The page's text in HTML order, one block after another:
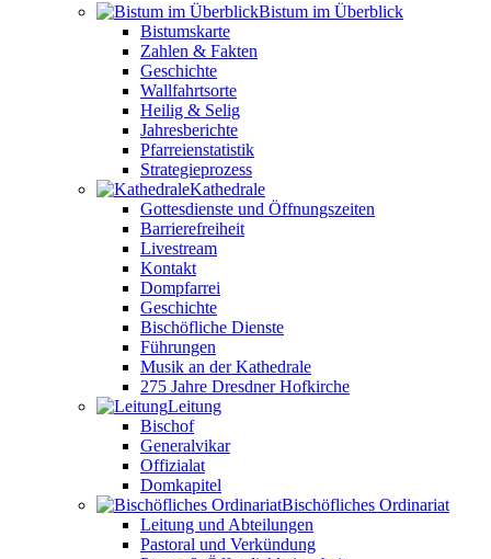
Bistum im Überblick
Bistumskarte
Zahlen & Fakten
Geschichte
Wallfahrtsorte
Heilig & Selig
Jahresberichte
Pfarreienstatistik
Strategieprozess
Kathedrale
Gottesdienste und Öffnungszeiten
Barrierefreiheit
Livestream
Kontakt
Dompfarrei
Geschichte
Bischöfliche Dienste
Führungen
Musik an der Kathedrale
275 Jahre Dresdner Hofkirche
Leitung
Bischof
Generalvikar
Offizialat
Domkapitel
Bischöfliches Ordinariat
Leitung und Abteilungen
Pastoral und Verkündung